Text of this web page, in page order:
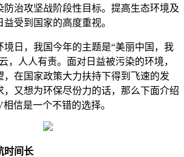
防治攻坚战阶段性目标。提高生态环境及
受到国家的高度重视。
日，我国今年的主题是“美丽中国，我
，人人有责。面对日益被污染的环境，
，在国家政策大力扶持下得到飞速的发
，又想为环保尽份力的话，那么下面介绍
信是一个不错的选择。
时间长